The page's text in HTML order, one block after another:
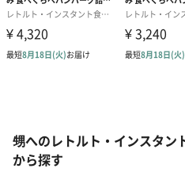
甥へのレトルト・インスタン
から探す